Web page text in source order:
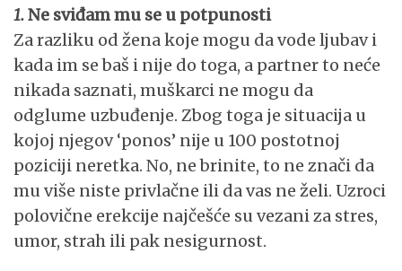
1.Ne sviđam mu se u potpunosti
Za razliku od žena koje mogu da vode ljubav i
kada im se baš i nije do toga, a partner to neće
nikada saznati, muškarci ne mogu da
odglume uzbuđenje. Zbog toga je situacija u
kojoj njegov ‘ponos’ nije u 100 postotnoj
poziciji neretka. No, ne brinite, to ne znači da
mu više niste privlačne ili da vas ne želi. Uzroci
polovične erekcije najčešće su vezani za stres,
umor, strah ili pak nesigurnost.